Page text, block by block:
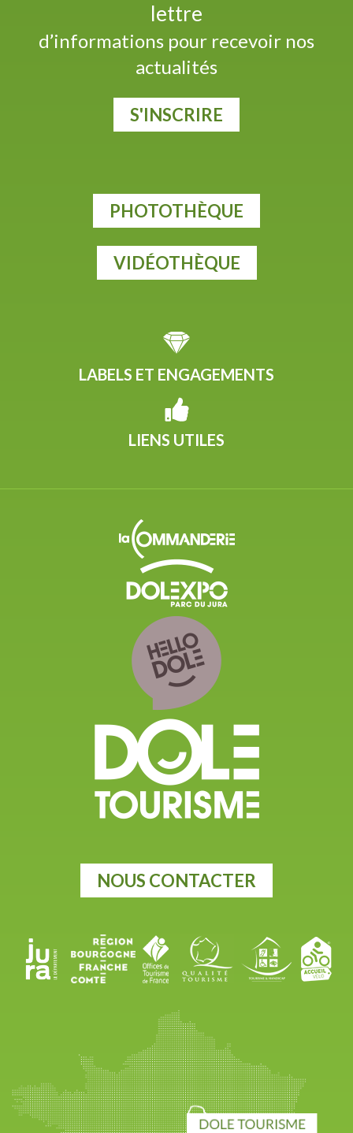
lettre
d’informations pour recevoir nos
actualités
S'INSCRIRE
PHOTOTHÈQUE
VIDÉOTHÈQUE
LABELS ET ENGAGEMENTS
LIENS UTILES
NOUS CONTACTER